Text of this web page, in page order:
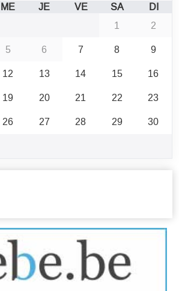
ME JE VE SA
DI
1
2
5 6 7 8
9
12 13 14 15
16
19 20 21 22
23
26 27 28 29
30